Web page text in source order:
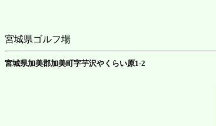
宮城県ゴルフ場
宮城県加美郡加美町字芋沢やくらい原1-2